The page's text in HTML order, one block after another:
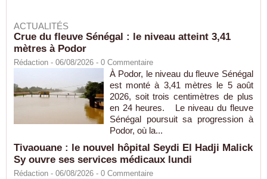
ACTUALITÉS
Crue du fleuve Sénégal : le niveau atteint 3,41
mètres à Podor
Rédaction - 06/08/2026 - 0 Commentaire
À Podor, le niveau du fleuve Sénégal
est monté à 3,41 mètres le 5 août
2026, soit trois centimètres de plus
en 24 heures. Le niveau du fleuve
Sénégal poursuit sa progression à
Podor, où la...
Tivaouane : le nouvel hôpital Seydi El Hadji Malick
Sy ouvre ses services médicaux lundi
Rédaction - 06/08/2026 - 0 Commentaire